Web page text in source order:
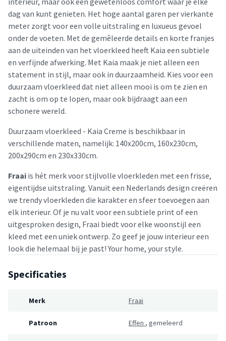
dag van kunt genieten. Het hoge aantal garen per vierkante
meter zorgt voor een volle uitstraling en luxueus gevoel
onder de voeten. Met de gemêleerde details en korte franjes
aan de uiteinden van het vloerkleed heeft Kaia een subtiele
en verfijnde afwerking. Met Kaia maak je niet alleen een
statement in stijl, maar ook in duurzaamheid. Kies voor een
duurzaam vloerkleed dat niet alleen mooi is om te zien en
zacht is om op te lopen, maar ook bijdraagt aan een
schonere wereld.
Duurzaam vloerkleed - Kaia Creme is beschikbaar in
verschillende maten, namelijk: 140x200cm, 160x230cm,
200x290cm en 230x330cm.
Fraai is hét merk voor stijlvolle vloerkleden met een frisse,
eigentijdse uitstraling. Vanuit een Nederlands design creëren
we trendy vloerkleden die karakter en sfeer toevoegen aan
elk interieur. Of je nu valt voor een subtiele print of een
uitgesproken design, Fraai biedt voor elke woonstijl een
kleed met een uniek ontwerp. Zo geef je jouw interieur een
look die helemaal bij je past! Your home, your style.
Specificaties
Merk Fraai
Patroon Effen , gemeleerd